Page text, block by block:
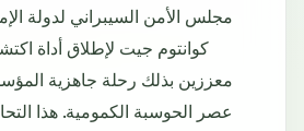
مجلس الأمن السيبراني لدولة
كوانتوم جيت لإطلاق أداة
معززين بذلك رحلة جاهزية
عصر الحوسبة الكمومية. هذا